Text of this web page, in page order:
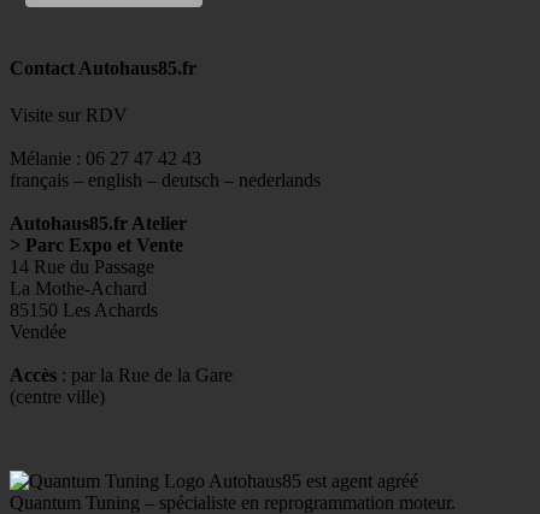
Contact Autohaus85.fr
Visite sur RDV
Mélanie : 06 27 47 42 43
français – english – deutsch – nederlands
Autohaus85.fr Atelier
> Parc Expo et Vente
14 Rue du Passage
La Mothe-Achard
85150 Les Achards
Vendée
Accès : par la Rue de la Gare
(centre ville)
Autohaus85 est agent agréé
Quantum Tuning – spécialiste en reprogrammation moteur.